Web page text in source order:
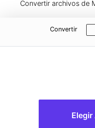
Formatos de Conversión
Convertir archivos de
Convertir